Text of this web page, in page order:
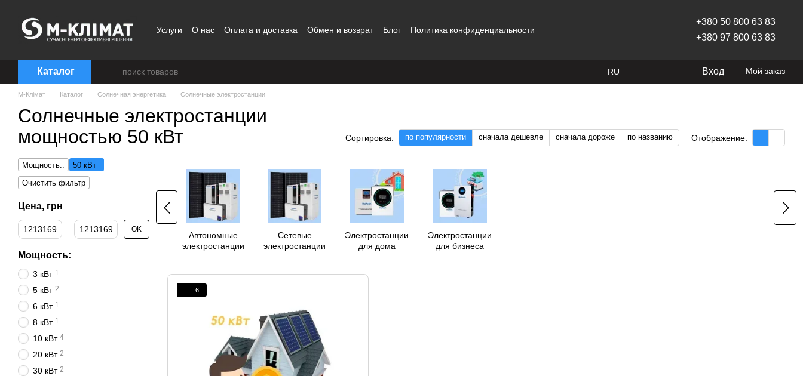
Услуги О нас Оплата и доставка Обмен и возврат Блог
Политика конфиденциальности
+380 50 800 63 83
+380 97 800 63 83
Каталог RU Вход Мой заказ
M-Клімат Каталог Солнечная энергетика Солнечные электростанции
Солнечные электростанции
мощностью 50 кВт
Сортировка: по популярности сначала дешевле сначала дороже по названию Отображение:
Автономные
электростанции
Сетевые
электростанции
Электростанции
для дома
Электростанции
для бизнеса
6
Мощность::
50 кВт
Очистить фильтр
Цена, грн
От Цена, грн
До Цена, грн OK
Мощность:
3 кВт 1
5 кВт 2
6 кВт 1
8 кВт 1
10 кВт 4
20 кВт 2
30 кВт 2